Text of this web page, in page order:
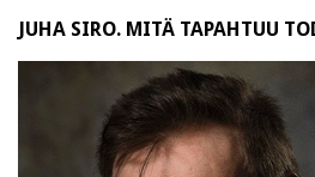
JUHA SIRO. MITÄ TAPAHTUU